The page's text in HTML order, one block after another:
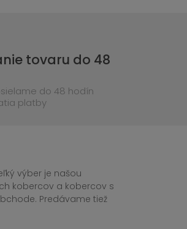
tovaru do 48
do 48 hodín
platby
výber je našou
kobercov a kobercov s
Predávame tiež